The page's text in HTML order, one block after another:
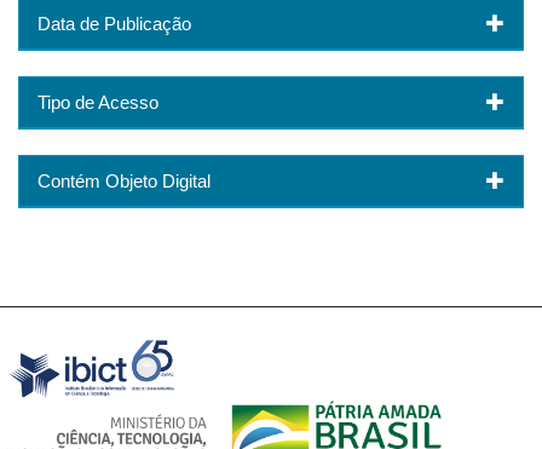
Data de Publicação
Tipo de Acesso
Contém Objeto Digital